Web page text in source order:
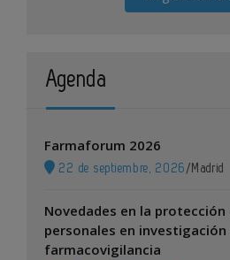
Agenda
Farmaforum 2026
22 de septiembre, 2026 / Madrid
Novedades en la protección
personales en investigación
farmacovigilancia